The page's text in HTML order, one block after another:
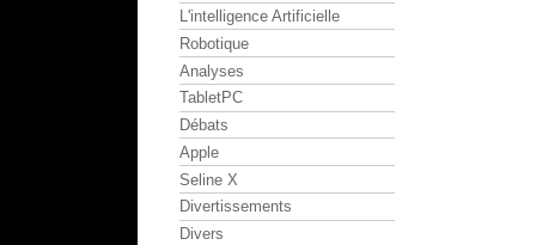
L'intelligence Artificielle
Robotique
Analyses
TabletPC
Débats
Apple
Seline X
Divertissements
Divers